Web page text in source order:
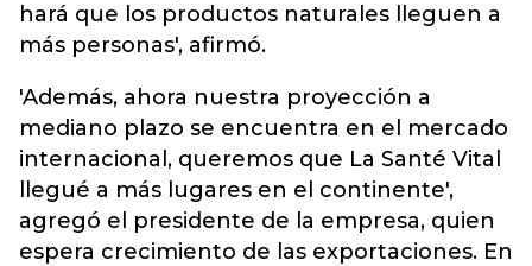
hará que los productos naturales lleguen a
más personas', afirmó.
'Además, ahora nuestra proyección a
mediano plazo se encuentra en el mercado
internacional, queremos que La Santé Vital
llegué a más lugares en el continente',
agregó el presidente de la empresa, quien
espera crecimiento de las exportaciones. En